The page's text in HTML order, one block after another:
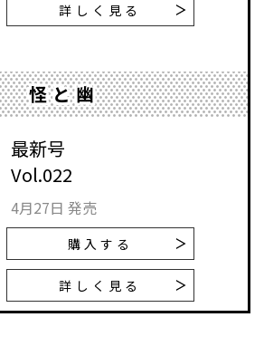
詳しく見る
怪と幽
最新号
Vol.022
4月27日 発売
購入する
詳しく見る